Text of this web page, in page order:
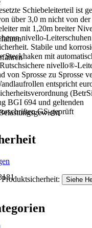
Schiebeleiterteil ist
über 3,0 m nicht von
mit 1,20m breiter
nivello-
Stabile und
Steckhaken mit
nivello®-
von Sprosse zu Sprosse
entspricht
BGI 694 und geltenden
GS-geprüft
Siehe